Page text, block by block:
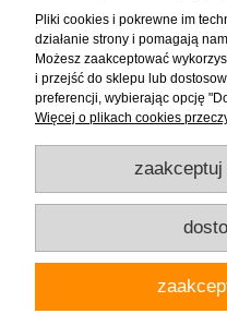
Firma "Wnętrza" Alicja
woj.łódzkie | tel.: 786912008,
Pliki cookies i pokrewne im
działanie strony i pomagają
Możesz zaakceptować
i przejść do sklepu lub
preferencji, wybierając opcję
Więcej o plikach cookies